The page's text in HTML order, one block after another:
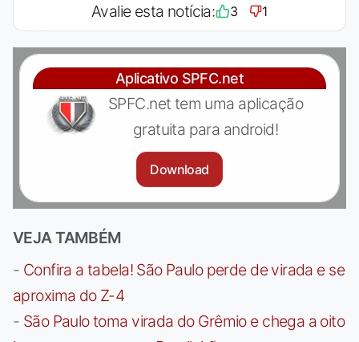
Avalie esta notícia: 3 1
Aplicativo SPFC.net
SPFC.net tem uma aplicação
gratuita para android!
Download
VEJA TAMBÉM
- Confira a tabela! São Paulo perde de virada e se
aproxima do Z-4
- São Paulo toma virada do Grêmio e chega a oito